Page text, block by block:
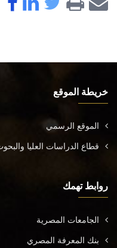
خريطة الموقع
الموقع الرسمي
قطاع الدراسات العليا
روابط تهمك
الجامعات المصرية
بنك المعرفة المصري